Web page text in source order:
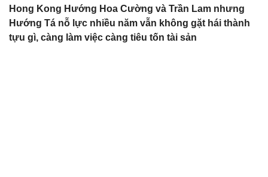
Hong Kong Hướng Hoa Cường và Trần Lam nhưng
Hướng Tá nỗ lực nhiều năm vẫn không gặt hái thành
tựu gì, càng làm việc càng tiêu tốn tài sản